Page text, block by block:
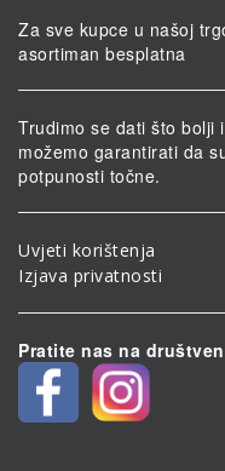
Za sve kupce u našoj
asortiman besplatna
Trudimo se dati što bolji
možemo garantirati da
potpunosti točne.
Uvjeti korištenja
Izjava privatnosti
Pratite nas na